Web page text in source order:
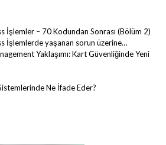
İşlemler – 70 Kodundan Sonrası (Bölüm 2)
İşlemlerde yaşanan sorun üzerine…
Yaklaşımı: Kart Güvenliğinde Yeni
Ne İfade Eder?